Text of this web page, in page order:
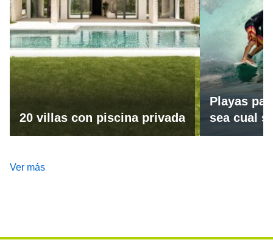
20 villas con piscina privada
Playas
sea cual
Ver más